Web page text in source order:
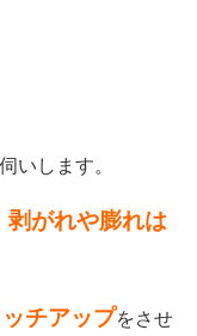
いします。
剥がれや膨れは
ッチアップをさせ